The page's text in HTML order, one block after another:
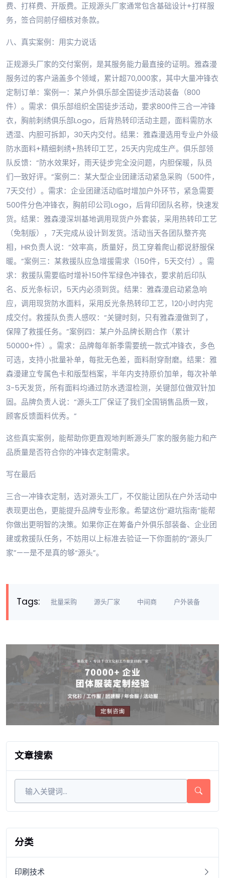
费、打样费、开版费。正规源头厂家通常包含基础设计+打样服
务，签合同前仔细核对条款。
八、真实案例：用实力说话
正规源头厂家的交付案例，是其服务能力最直接的证明。雅森漫
服务过的客户涵盖多个领域，累计超70,000家，其中大量冲锋衣
定制订单：案例一：某户外俱乐部全国徒步活动装备（800
件）。需求：俱乐部组织全国徒步活动，要求800件三合一冲锋
衣，胸前刺绣俱乐部Logo，后背热转印活动主题，面料需防水
透湿、内胆可拆卸，30天内交付。结果：雅森漫选用专业户外级
防水面料+精细刺绣+热转印工艺，25天内完成生产。俱乐部领
队反馈：“防水效果好，雨天徒步完全没问题，内胆保暖，队员
们一致好评。”案例二：某大型企业团建活动紧急采购（500件，
7天交付）。需求：企业团建活动临时增加户外环节，紧急需要
500件分色冲锋衣，胸前印公司Logo，后背印团队名称，快速发
货。结果：雅森漫深圳基地调用现货户外套装，采用热转印工艺
（免制版），7天完成从设计到发货。活动当天各团队整齐亮
相，HR负责人说：“效率高，质量好，员工穿着爬山都说舒服保
暖。”案例三：某救援队应急增援需求（150件，5天交付）。需
求：救援队需要临时增补150件军绿色冲锋衣，要求前后印队
名、反光条标识，5天内必须到货。结果：雅森漫启动紧急响
应，调用现货防水面料，采用反光条热转印工艺，120小时内完
成交付。救援队负责人感叹：“关键时刻，只有雅森漫做到了，
保障了救援任务。”案例四：某户外品牌长期合作（累计
50000+件）。需求：品牌每年新季需要统一款式冲锋衣，多色
可选，支持小批量补单，每批无色差，面料耐穿耐磨。结果：雅
森漫建立专属色卡和版型档案，半年内支持原价加单，每次补单
3-5天发货，所有面料均通过防水透湿检测，关键部位做双针加
固。品牌负责人说：“源头工厂保证了我们全国销售品质一致，
顾客反馈面料优秀。”
这些真实案例，能帮助你更直观地判断源头厂家的服务能力和产
品质量是否符合你的冲锋衣定制需求。
写在最后
三合一冲锋衣定制，选对源头工厂，不仅能让团队在户外活动中
表现更出色，更能提升品牌专业形象。希望这份“避坑指南”能帮
你做出更明智的决策。如果你正在筹备户外俱乐部装备、企业团
建或救援队任务，不妨用以上标准去验证一下你面前的“源头厂
家”——是不是真的够“源头”。
Tags: 批量采购 源头厂家 中间商 户外装备
文章搜索
分类
印刷技术